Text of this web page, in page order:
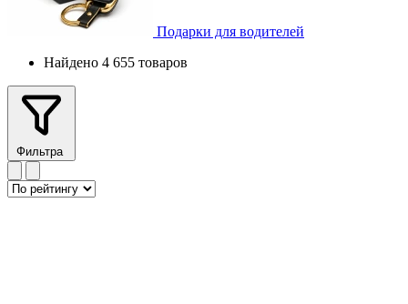
Подарки для водителей
Найдено 4 655 товаров
Фильтра